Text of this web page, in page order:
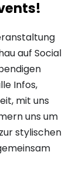
auf Social
Infos,
mit uns
uns um
stylischen